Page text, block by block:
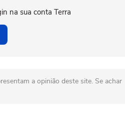
na sua conta Terra
a opinião deste site. Se achar